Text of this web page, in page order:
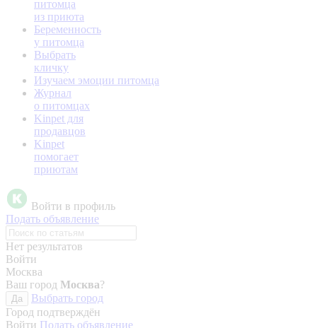
питомца
из приюта
Беременность
у питомца
Выбрать
кличку
Изучаем эмоции питомца
Журнал
о питомцах
Kinpet для
продавцов
Kinpet
помогает
приютам
Войти в профиль
Подать объявление
Нет результатов
Войти
Москва
Ваш город Москва?
Да
Выбрать город
Город подтверждён
Войти Подать объявление